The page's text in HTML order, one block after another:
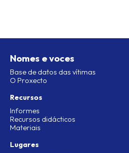
Nomes e voces
Base de datos das vítimas
O Proxecto
Recursos
Informes
Recursos didácticos
Materiais
Lugares